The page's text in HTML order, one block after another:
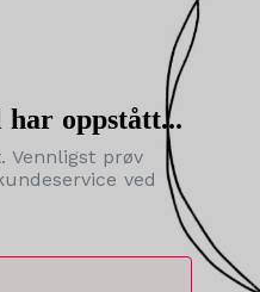
har oppstått...
Vennligst prøv
ved